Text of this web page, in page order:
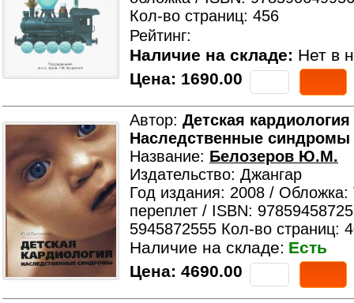
Кол-во страниц: 456
Рейтинг:
Наличие на складе: Нет в
Цена: 1690.00
Автор: Детская кардиология
Наследственные синдромы
Название: Белозеров Ю.М.
Издательство: Джангар
Год издания: 2008 /
переплет / ISBN:
5945872555 Кол-во страниц:
Наличие на складе: Есть
Цена: 4690.00